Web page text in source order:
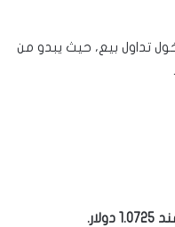
1.0864 دولارًا إشارة ممتازة لدخول تداول بيع، حيث يبدو من